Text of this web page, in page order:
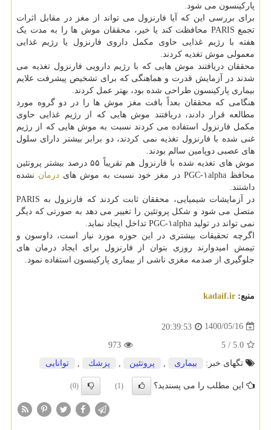
پارکینسون می شود.
برای بررسی این که آیا فارنزول می تواند از مغز در مقابل اثرات
تجمع PARIS محافظت کند یا خیر، محققان موش ها را به مدت یک
هفته با رژیم غذایی حاوی مکمل داروی فارنزول یا رژیم غذایی
معمولی موش تغذیه کردند.
محققان دریافتند موش هایی که با رژیم دارویی فارنزول تغذیه می
شدند در آزمایش قدرت و هماهنگی که برای تشخیص پیشرفت علایم
بیماری پارکینسون طراحی شده بود، بهتر عمل کردند.
هنگامی که محققان بعداً بافت مغز موش ها را در دو گروه مورد
مطالعه قرار دادند، دریافتند موش هایی که از رژیم غذایی حاوی
مکمل فارنزول استفاده می کردند نسبت به موش هایی که از رژیم
غنی شده با فارنزول تغذیه نمی کردند، دو برابر بیشتر دارای سلول
های عصبی دوپامین سالم بودند.
موش های تغذیه شده با فارنزول هم تقریباً ۵۵ درصد بیشتر پروتئین
محافظ PGC-۱alpha در مغز خود نسبت به موش های
درمان نشده
داشتند.
در آزمایشات شیمیایی، محققان ثابت کردند که فارنزول به PARIS
متصل می شود و شکل پروتئین را تغییر می دهد به صورتی که دیگر
نمی تواند در تولید PGC-۱alpha تداخل ایجاد نماید.
اگرچه تحقیقات بیشتری در این حوزه مورد نیاز است، داوسون و
تیمش امیدوارند روزی بتوان از فارنزول برای ایجاد درمان های
جلوگیری از صدمه مغزی ناشی از بیماری پارکینسون استفاده نمود.
منبع: kadaif.ir
1400/05/16
20:39:53
5.0
/
5
973
تگهای خبر:
بیماری پروتئین پزشك توانایی
این مطلب را می پسندید؟ (1)
(0)